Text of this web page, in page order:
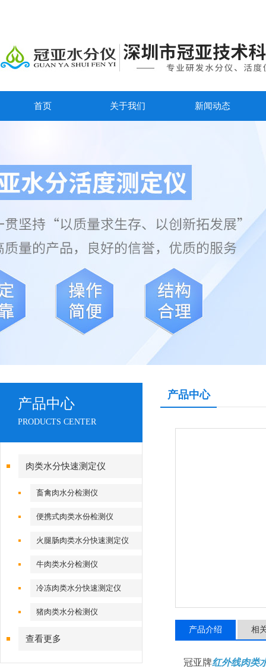
首页 关于我们 新闻动态
产品中心
PRODUCTS CENTER
肉类水分快速测定仪
畜禽肉水分检测仪
便携式肉类水份检测仪
火腿肠肉类水分快速测定仪
牛肉类水分检测仪
冷冻肉类水分快速测定仪
猪肉类水分检测仪
查看更多
产品中心
产品介绍 相
冠亚牌红外线肉类